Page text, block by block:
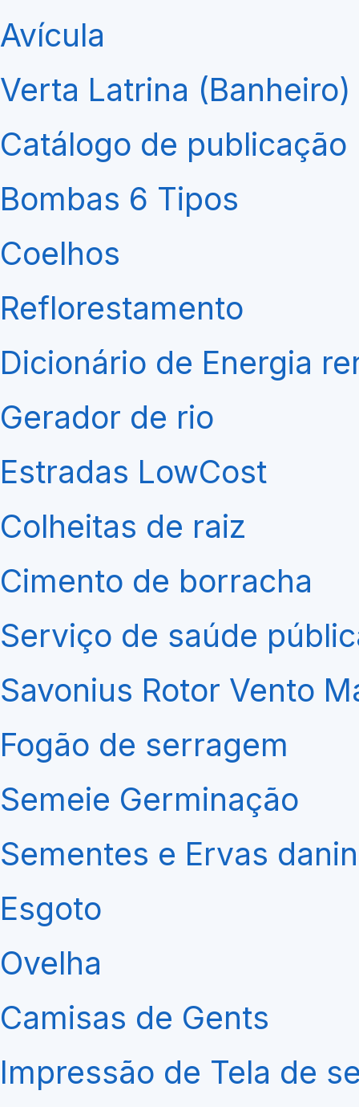
Avícula
Verta Latrina (Banheiro)
Catálogo de publicação
Bombas 6 Tipos
Coelhos
Reflorestamento
Dicionário de Energia
Gerador de rio
Estradas LowCost
Colheitas de raiz
Cimento de borracha
Serviço de saúde
Savonius Rotor Vento
Fogão de serragem
Semeie Germinação
Sementes e Ervas
Esgoto
Ovelha
Camisas de Gents
Impressão de Tela de